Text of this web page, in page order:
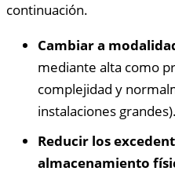
continuación.
Cambiar a
mediante alta como
complejidad y
instalaciones grandes).
Reducir los
almacenamiento